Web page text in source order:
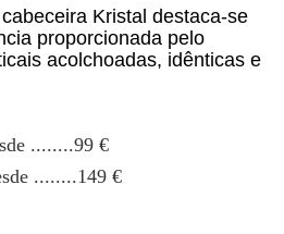
Kristal destaca-se
proporcionada pelo
acolchoadas, idênticas e
........99 €
........149 €